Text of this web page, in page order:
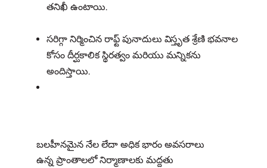
తనిఖీ ఉంటాయి.
సరిగ్గా నిర్మించిన రాఫ్ట్ పునాదులు విస్తృత శ్రేణి భవనాల
కోసం దీర్ఘకాలిక స్థిరత్వం మరియు మన్నికను
అందిస్తాయి.
బలహీనమైన నేల లేదా అధిక భారం అవసరాలు
ఉన్న ప్రాంతాలలో నిర్మాణాలకు మద్దతు